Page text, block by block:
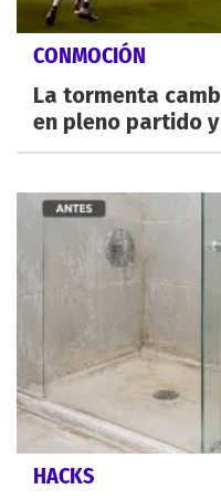
CONMOCIÓN
La tormenta
en pleno partido
HACKS